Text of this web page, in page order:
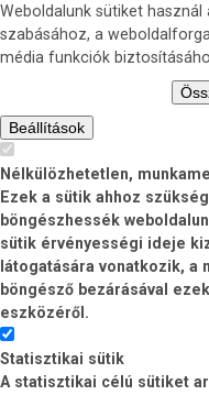
Weboldalunk sütiket
szabásához, a
média funkciók
Beállítások
Nélkülözhetetlen,
Ezek a sütik ahhoz
böngészhessék
sütik érvényességi ideje
látogatására vonatkozik, a
böngésző bezárásával
eszközéről.
Statisztikai sütik
A statisztikai célú sütiket